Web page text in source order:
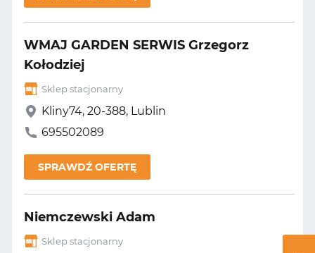
WMAJ GARDEN SERWIS Grzegorz
Kołodziej
Sklep stacjonarny
Kliny74, 20-388, Lublin
695502089
SPRAWDŹ OFERTĘ
Niemczewski Adam
Sklep stacjonarny